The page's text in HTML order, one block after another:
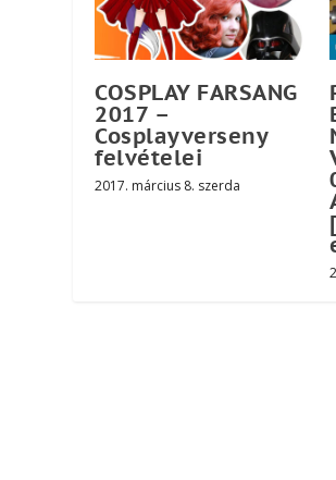
COSPLAY FARSANG
2017 –
Cosplayverseny
felvételei
2017. március 8. szerda